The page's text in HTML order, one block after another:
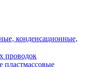
конденсационные,
проводок
пластмассовые